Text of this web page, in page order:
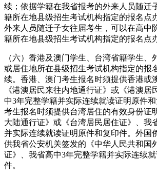
续；依据学籍在我省报考的外来人员随迁
籍所在地县级招生考试机构指定的报名点
外来人员随迁子女往届考生，可以在高中
籍所在地县级招生考试机构指定的报名点
（六）香港及澳门学生、台湾省籍学生、
或居住地所在县级招生考试机构指定的报
续。香港、澳门考生报名时须提供香港或
《港澳居民来往内地通行证》或《港澳居
中3年完整学籍并实际连续就读证明原件
考生报名时须提供台湾居住的有效身份证
大陆通行证》或《台湾居民居住证》、我
并实际连续就读证明原件和复印件。外国
供我省公安机关签发的《中华人民共和国
证》、我省高中3年完整学籍并实际连续
件。